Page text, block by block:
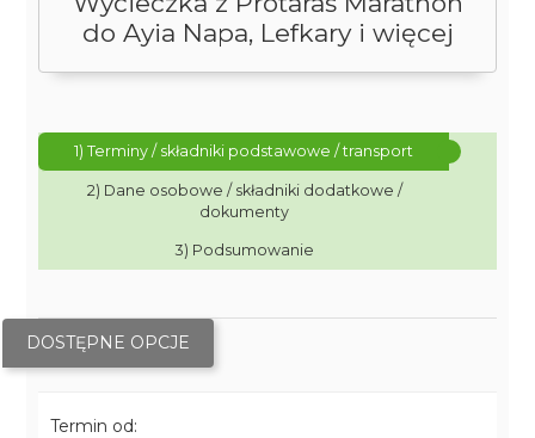
do Ayia Napa, Lefkary i więcej
1) Terminy / składniki podstawowe / transport
2) Dane osobowe / składniki dodatkowe /
dokumenty
3) Podsumowanie
DOSTĘPNE OPCJE
Termin od: